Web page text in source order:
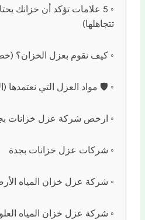
5 علامات تؤكد أن خزانك
تتجاهلها)
كيف نقوم بعزل الخزان؟
🛡️ مواد العزل التي نعتمدها
ارخص شركة عزل خزانات
شركات عزل خزانات بجدة
شركة عزل خزان المياه
شركة عزل خزان المياه